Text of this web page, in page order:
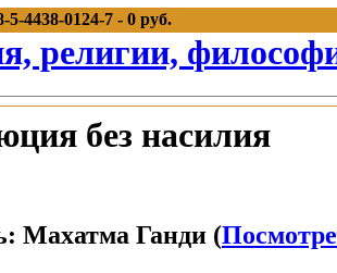
4438-0124-7 - 0 руб.
религии,
без насилия
Махатма Ганди (